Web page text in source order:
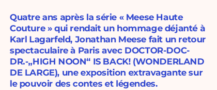
Quatre ans après la série « Meese Haute
Couture » qui rendait un hommage déjanté à
Karl Lagarfeld, Jonathan Meese fait un retour
spectaculaire à Paris avec DOCTOR-DOC-
DR.-„HIGH NOON“ IS BACK! (WONDERLAND
DE LARGE), une exposition extravagante sur
le pouvoir des contes et légendes.